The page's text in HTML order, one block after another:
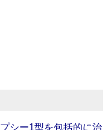
シー1型を包括的に治